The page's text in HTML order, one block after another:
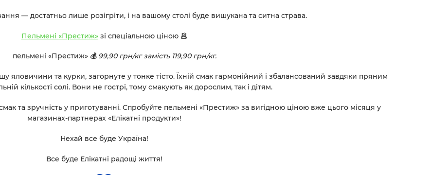
— достатньо лише розігріти, і на вашому столі буде вишукана та ситна страва.
Пельмені «Престиж»зі спеціальною ціною 🥟
пельмені «Престиж»💰 99,90 грн/кг замість 119,90 грн/кг.
та курки, загорнуте у тонке тісто. Їхній смак гармонійний і збалансований завдяки пряним
кількості солі. Вони не гострі, тому смакують як дорослим, так і дітям.
та зручність у приготуванні. Спробуйте пельмені «Престиж» за вигідною ціною вже цього місяця у
магазинах-партнерах «Елікатні продукти»!
Нехай все буде Україна!
Все буде Елікатні радощі життя!